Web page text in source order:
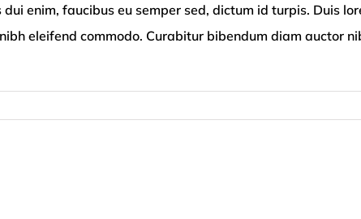
enim, faucibus eu semper sed, dictum id turpis. Duis
eleifend commodo. Curabitur bibendum diam auctor